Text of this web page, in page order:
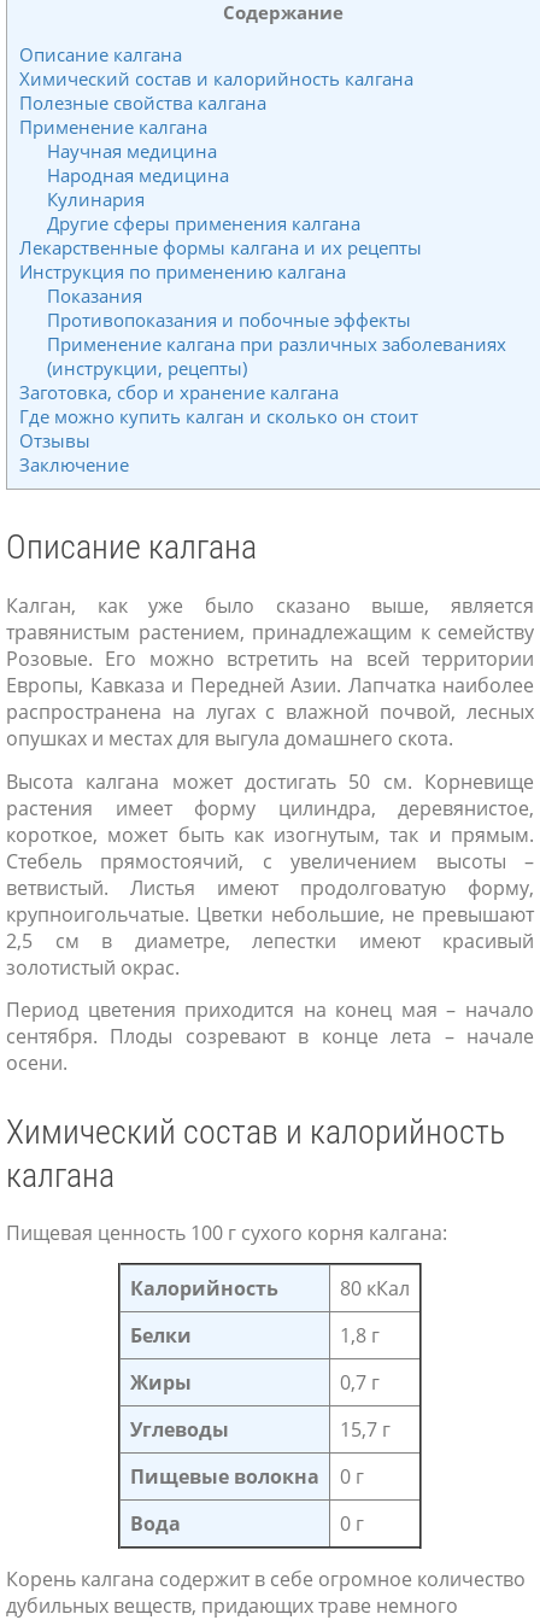
Содержание
Описание калгана
Химический состав и калорийность калгана
Полезные свойства калгана
Применение калгана
Научная медицина
Народная медицина
Кулинария
Другие сферы применения калгана
Лекарственные формы калгана и их рецепты
Инструкция по применению калгана
Показания
Противопоказания и побочные эффекты
Применение калгана при различных заболеваниях
(инструкции, рецепты)
Заготовка, сбор и хранение калгана
Где можно купить калган и сколько он стоит
Отзывы
Заключение
Описание калгана
Калган, как уже было сказано выше, является
травянистым растением, принадлежащим к семейству
Розовые. Его можно встретить на всей территории
Европы, Кавказа и Передней Азии. Лапчатка наиболее
распространена на лугах с влажной почвой, лесных
опушках и местах для выгула домашнего скота.
Высота калгана может достигать 50 см. Корневище
растения имеет форму цилиндра, деревянистое,
короткое, может быть как изогнутым, так и прямым.
Стебель прямостоячий, с увеличением высоты –
ветвистый. Листья имеют продолговатую форму,
крупноигольчатые. Цветки небольшие, не превышают
2,5 см в диаметре, лепестки имеют красивый
золотистый окрас.
Период цветения приходится на конец мая – начало
сентября. Плоды созревают в конце лета – начале
осени.
Химический состав и калорийность
калгана
Пищевая ценность 100 г сухого корня калгана:
Калорийность
80 кКал
Белки
1,8 г
Жиры
0,7 г
Углеводы
15,7 г
Пищевые волокна
0 г
Вода
0 г
Корень калгана содержит в себе огромное количество
дубильных веществ, придающих траве немного